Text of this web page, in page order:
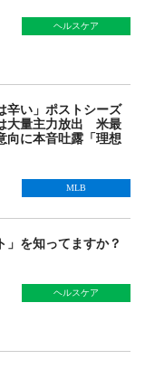
ヘルスケア
辛い」ポストシーズ
大量主力放出 米最
向に本音吐露「理想
MLB
」を知ってますか？
ヘルスケア